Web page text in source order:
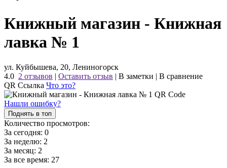
Книжный магазин - Книжная
лавка № 1
ул. Куйбышева, 20, Лениногорск
4.0 2 отзывов | Оставить отзыв | В заметки | В сравнение
QR Ссылка Что это?
Нашли ошибку?
Поднять в топ
Количество просмотров:
За сегодня: 0
За неделю: 2
За месяц: 2
За все время: 27